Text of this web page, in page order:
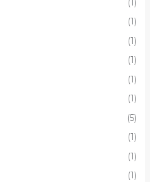
(1)
(1)
(1)
(1)
(1)
(1)
(5)
(1)
(1)
(1)